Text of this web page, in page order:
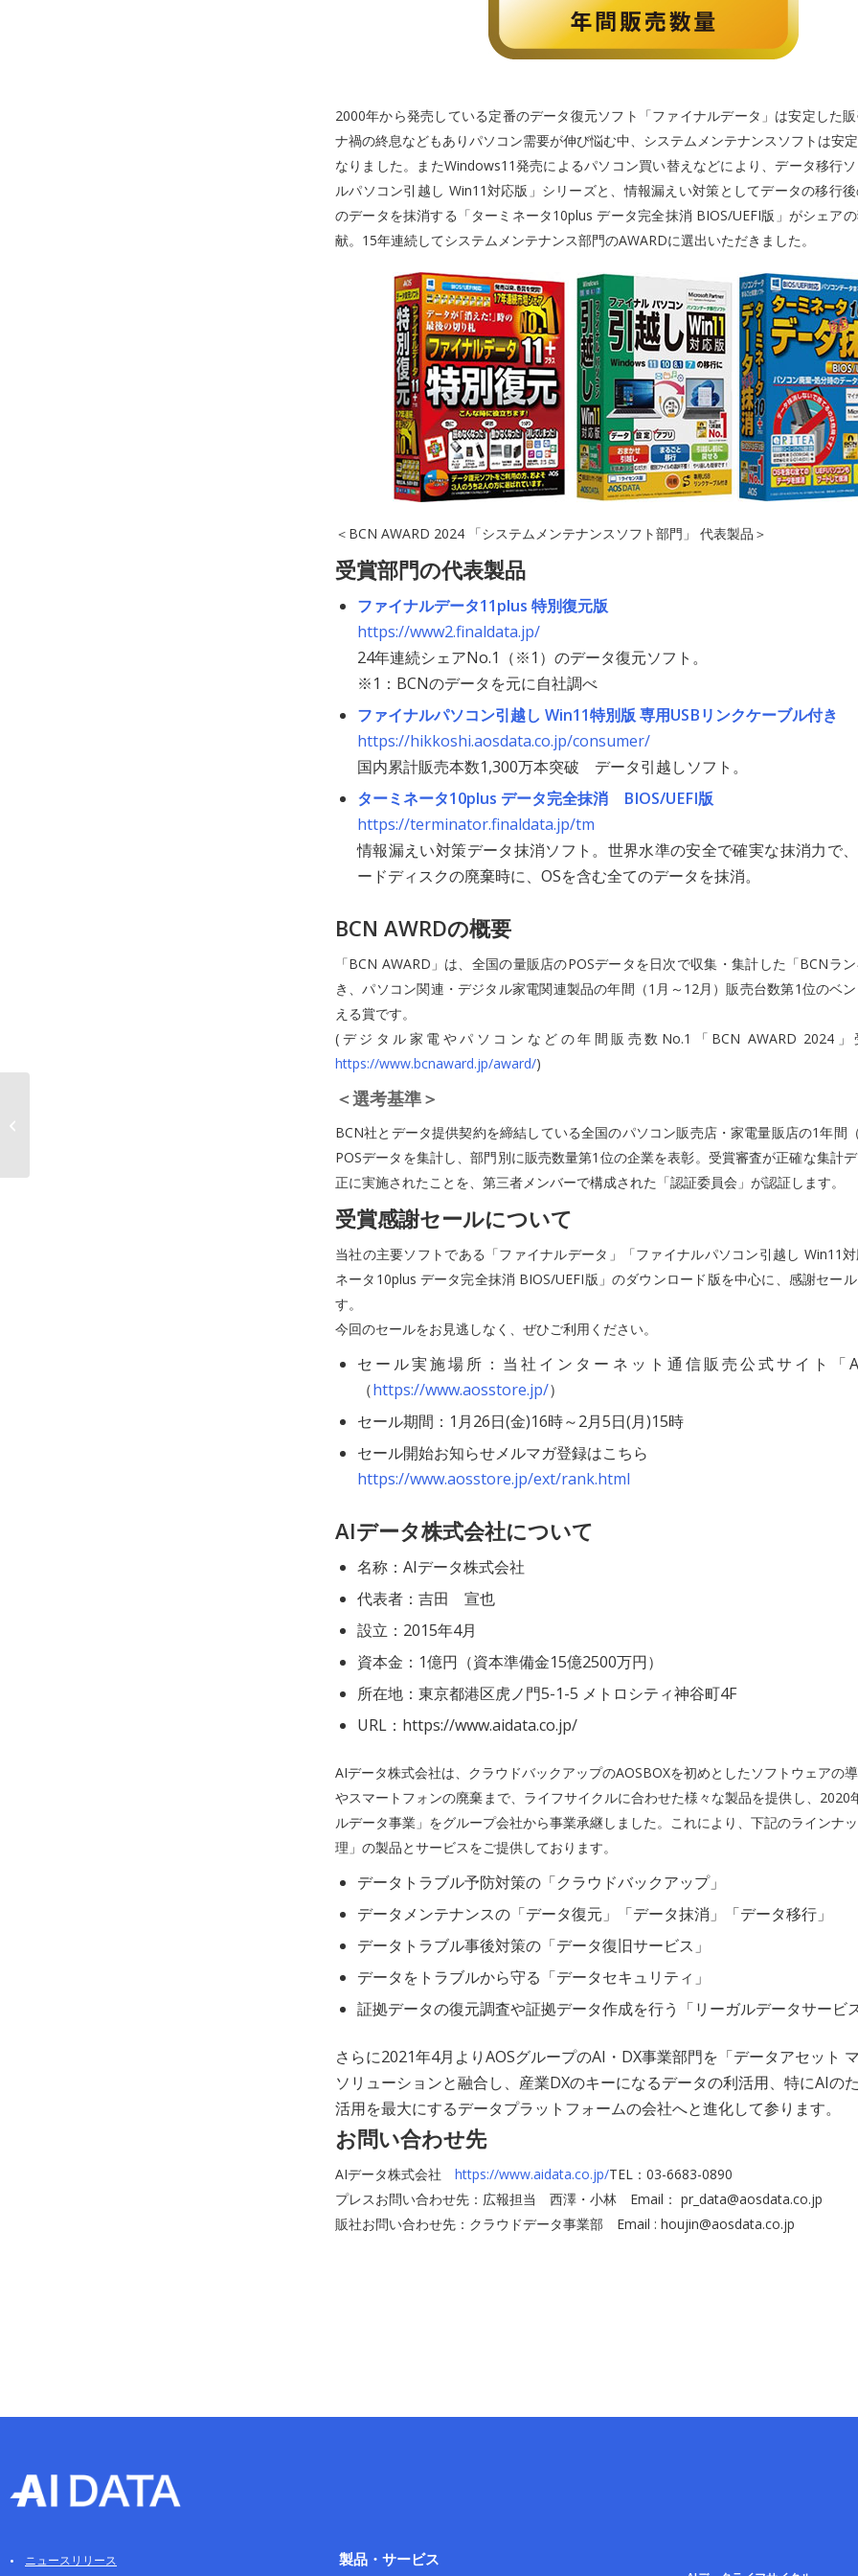
2000年から発売している定番のデータ復元ソフト「ファイナルデータ」は安定した
ナ禍の終息などもありパソコン需要が伸び悩む中、システムメンテナンスソフトは安
なりました。またWindows11発売によるパソコン買い替えなどにより、データ移行
ルパソコン引越し Win11対応版」シリーズと、情報漏えい対策としてデータの移行
のデータを抹消する「ターミネータ10plus データ完全抹消 BIOS/UEFI版」がシェア
献。15年連続してシステムメンテナンス部門のAWARDに選出いただきました。
＜BCN AWARD 2024 「システムメンテナンスソフト部門」 代表製品＞
受賞部門の代表製品
ファイナルデータ11plus 特別復元版
https://www2.finaldata.jp/
24年連続シェアNo.1 （※1）のデータ復元ソフト。
※1：BCNのデータを元に自社調べ
ファイナルパソコン引越し Win11特別版 専用USBリンクケーブル付き
https://hikkoshi.aosdata.co.jp/consumer/
国内累計販売本数1,300万本突破 データ引越しソフト。
ターミネータ10plus データ完全抹消 BIOS/UEFI版
https://terminator.finaldata.jp/tm
情報漏えい対策データ抹消ソフト。世界水準の安全で確実な抹消力で
ードディスクの廃棄時に、OSを含む全てのデータを抹消。
BCN AWRDの概要
「BCN AWARD」は、全国の量販店のPOSデータを日次で収集・集計した「BCNラ
き、パソコン関連・デジタル家電関連製品の年間（1月～12月）販売台数第1位のベ
える賞です。
(デジタル家電やパソコンなどの年間販売数No.1「BCN AWARD 2024」
https://www.bcnaward.jp/award/)
＜選考基準＞
BCN社とデータ提供契約を締結している全国のパソコン販売店・家電量販店の1年間
POSデータを集計し、部門別に販売数量第1位の企業を表彰。受賞審査が正確な集計
正に実施されたことを、第三者メンバーで構成された「認証委員会」が認証します。
受賞感謝セールについて
当社の主要ソフトである「ファイナルデータ」「ファイナルパソコン引越し Win11
ネータ10plus データ完全抹消 BIOS/UEFI版」のダウンロード版を中心に、感謝セー
す。
今回のセールをお見逃しなく、ぜひご利用ください。
セール実施場所：当社インターネット通信販売公式サイト「
（https://www.aosstore.jp/）
セール期間：1月26日(金)16時～2月5日(月)15時
セール開始お知らせメルマガ登録はこちら
https://www.aosstore.jp/ext/rank.html
AIデータ株式会社について
名称：AIデータ株式会社
代表者：吉田 宣也
設立：2015年4月
資本金：1億円（資本準備金15億2500万円）
所在地：東京都港区虎ノ門5-1-5 メトロシティ神谷町4F
URL：https://www.aidata.co.jp/
AIデータ株式会社は、クラウドバックアップのAOSBOXを初めとしたソフトウェアの
やスマートフォンの廃棄まで、ライフサイクルに合わせた様々な製品を提供し、2020
ルデータ事業」をグループ会社から事業承継しました。これにより、下記のラインナ
理」の製品とサービスをご提供しております。
データトラブル予防対策の「クラウドバックアップ」
データメンテナンスの「データ復元」「データ抹消」「データ移行」
データトラブル事後対策の「データ復旧サービス」
データをトラブルから守る「データセキュリティ」
証拠データの復元調査や証拠データ作成を行う「リーガルデータサービ
さらに2021年4月よりAOSグループのAI・DX事業部門を「データアセット
ソリューションと融合し、産業DXのキーになるデータの利活用、特にAIの
活用を最大にするデータプラットフォームの会社へと進化して参ります。
お問い合わせ先
AIデータ株式会社 https://www.aidata.co.jp/TEL：03-6683-0890
プレスお問い合わせ先：広報担当 西澤・小林 Email： pr_data@aosdata.co.jp
販社お問い合わせ先：クラウドデータ事業部 Email : houjin@aosdata.co.jp
ニュースリリース 製品・サービス